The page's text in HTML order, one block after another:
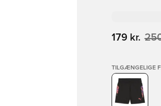
179 kr.
TILGÆNGELIGE